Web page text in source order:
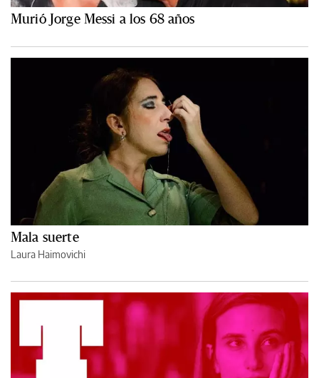
Murió Jorge Messi a los 68 años
Mala suerte
Laura Haimovichi